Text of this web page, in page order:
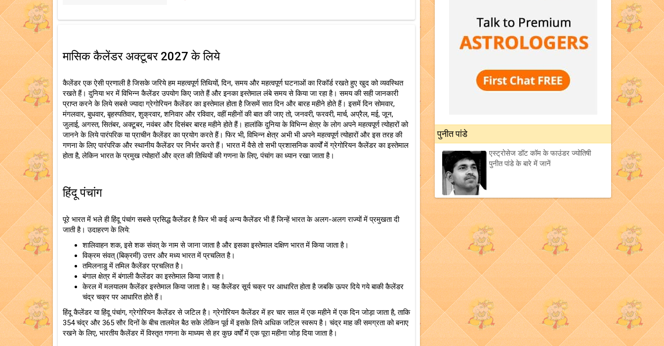
मासिक कैलेंडर अक्टूबर 2027 के लिये
कैलेंडर एक ऐसी प्रणाली है जिसके जरिये हम महत्वपूर्ण तिथियों, दिन, समय और महत्वपूर्ण घटनाओं का रिकॉर्ड रखते हुए खुद को व्यवस्थित
रखते हैं। दुनिया भर में विभिन्न कैलेंडर उपयोग किए जाते हैं और इनका इस्तेमाल लंबे समय से किया जा रहा है। समय की सही जानकारी
प्राप्त करने के लिये सबसे ज्यादा ग्रेगोरियन कैलेंडर का इस्तेमाल होता है जिसमें सात दिन और बारह महीने होते हैं। इसमें दिन सोमवार,
मंगलवार, बुधवार, बृहस्पतिवार, शुक्रवार, शनिवार और रविवार, वहीं महीनों की बात की जाए तो, जनवरी, फरवरी, मार्च, अप्रैल, मई, जून,
जुलाई, अगस्त, सितंबर, अक्टूबर, नवंबर और दिसंबर बारह महीने होते हैं। हालांकि दुनिया के विभिन्न क्षेत्र के लोग अपने महत्वपूर्ण त्योहारों को
जानने के लिये पारंपरिक या प्राचीन कैलेंडर का प्रयोग करते हैं। फिर भी, विभिन्न क्षेत्र अभी भी अपने महत्वपूर्ण त्योहारों और इस तरह की
गणना के लिए पारंपरिक और स्थानीय कैलेंडर पर निर्भर करते हैं। भारत में वैसे तो सभी प्रशासनिक कार्यों में ग्रेगोरियन कैलेंडर का इस्तेमाल
होता है, लेकिन भारत के प्रमुख त्योहारों और व्रत की तिथियों की गणना के लिए, पंचांग का ध्यान रखा जाता है।
हिंदू पंचांग
पूरे भारत में भले ही हिंदू पंचांग सबसे प्रसिद्ध कैलेंडर है फिर भी कई अन्य कैलेंडर भी हैं जिन्हें भारत के अलग-अलग राज्यों में प्रमुखता दी
जाती है। उदाहरण के लिये:
शालिवाहन शक, इसे शक संवत् के नाम से जाना जाता है और इसका इस्तेमाल दक्षिण भारत में किया जाता है।
विक्रम संवत् (बिक्रमी) उत्तर और मध्य भारत में प्रचलित है।
तमिलनाडु में तमिल कैलेंडर प्रचलित है।
बंगाल क्षेत्र में बंगाली कैलेंडर का इस्तेमाल किया जाता है।
केरल में मलयालम कैलेंडर इस्तेमाल किया जाता है। यह कैलेंडर सूर्य चक्र पर आधारित होता है जबकि ऊपर दिये गये बाकी कैलेंडर
चंद्र चक्र पर आधारित होते हैं।
हिंदू कैलेंडर या हिंदू पंचांग, ग्रेगोरियन कैलेंडर से जटिल है। ग्रेगोरियन कैलेंडर में हर चार साल में एक महीने में एक दिन जोड़ा जाता है, ताकि
354 चंद्र और 365 सौर दिनों के बीच तालमेल बैठ सके लेकिन पूर्व में इसके लिये अधिक जटिल स्वरूप है। चंद्र माह की समग्रता को बनाए
रखने के लिए, भारतीय कैलेंडर में विस्तृत गणना के माध्यम से हर कुछ वर्षों में एक पूरा महीना जोड़ दिया जाता है।
पुनीत पांडे
एस्ट्रोसेज डॉट कॉम के फाउंडर ज्योतिषी
पुनीत पांडे के बारे में जानें